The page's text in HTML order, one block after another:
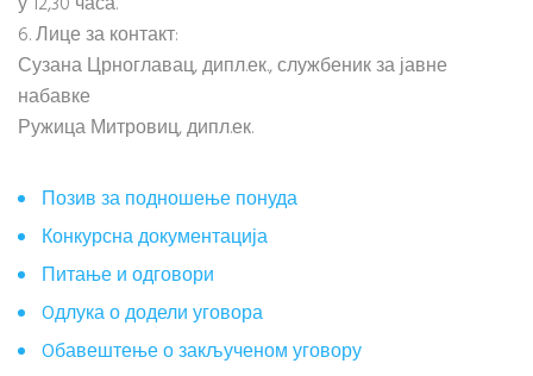
6. Лице за контакт:
Сузана Црноглавац, дипл.ек., службеник за јавне
набавке
Ружица Митровиц, дипл.ек.
Позив за подношење понуда
Конкурсна документација
Питање и одговори
Oдлука о додели уговора
Oбавештење о закљученом уговору